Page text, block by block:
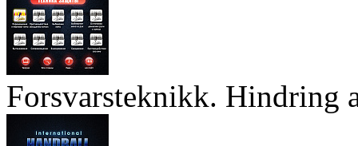
Forsvarsteknikk. Hindring